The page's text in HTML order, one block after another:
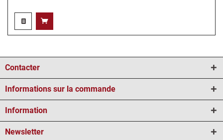
Contacter
Informations sur la commande
Information
Newsletter